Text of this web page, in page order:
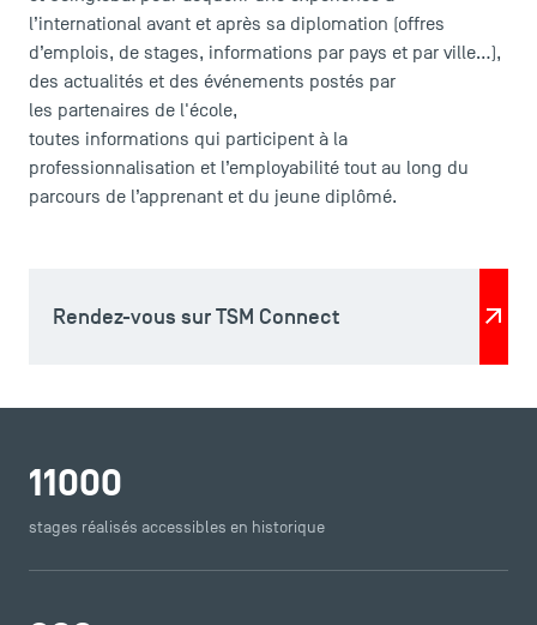
LES INDISPENSABLES
Le corps professoral
Campus tour
Accréditations
l’international avant et après sa diplomation (offres
d’emplois, de stages, informations par pays et par ville…),
des actualités et des événements postés par
les partenaires de l'école,
toutes informations qui participent à la
professionnalisation et l’employabilité tout au long du
parcours de l’apprenant et du jeune diplômé.
Rendez-vous sur TSM Connect
11000
stages réalisés accessibles en historique